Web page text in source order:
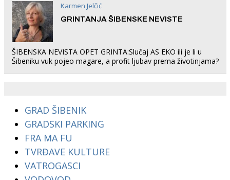
Karmen Jelčić
GRINTANJA ŠIBENSKE NEVISTE
ŠIBENSKA NEVISTA OPET GRINTA:Slučaj AS EKO ili je li u
Šibeniku vuk pojeo magare, a profit ljubav prema životinjama?
GRAD ŠIBENIK
GRADSKI PARKING
FRA MA FU
TVRĐAVE KULTURE
VATROGASCI